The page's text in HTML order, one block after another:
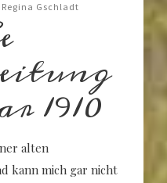
Regina Gschladt
1910
alten
kann mich gar nicht